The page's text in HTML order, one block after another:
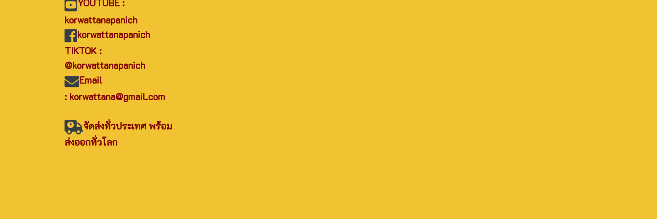
YOUTUBE :
korwattanapanich
korwattanapanich
TIKTOK :
@korwattanapanich
Email
: korwattana@gmail.com
จัดส่งทั่วประเทศ พร้อม
ส่งออกทั่วโลก